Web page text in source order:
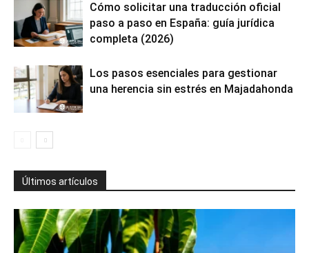
Cómo solicitar una traducción oficial
paso a paso en España: guía jurídica
completa (2026)
Los pasos esenciales para gestionar
una herencia sin estrés en Majadahonda
Últimos artículos